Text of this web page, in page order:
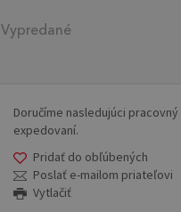
Vypredané
Doručíme nasledujúci
expedovaní.
Pridať do obľúbených
Poslať e-mailom priateľovi
Vytlačiť